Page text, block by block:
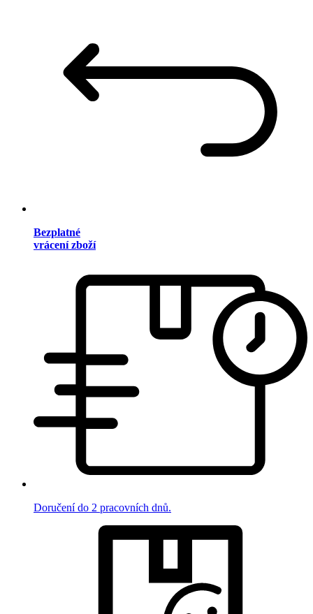
Bezplatné
vrácení zboží
Doručení do 2 pracovních dnů.